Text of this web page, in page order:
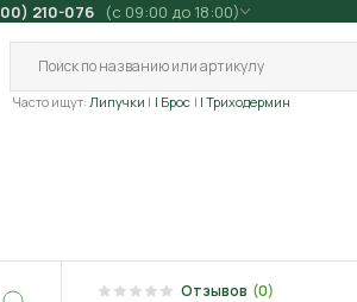
210-076 (с 09:00 до 18:00)
Часто ищут: Липучки | Брос | Триходермин
Отзывов (0)